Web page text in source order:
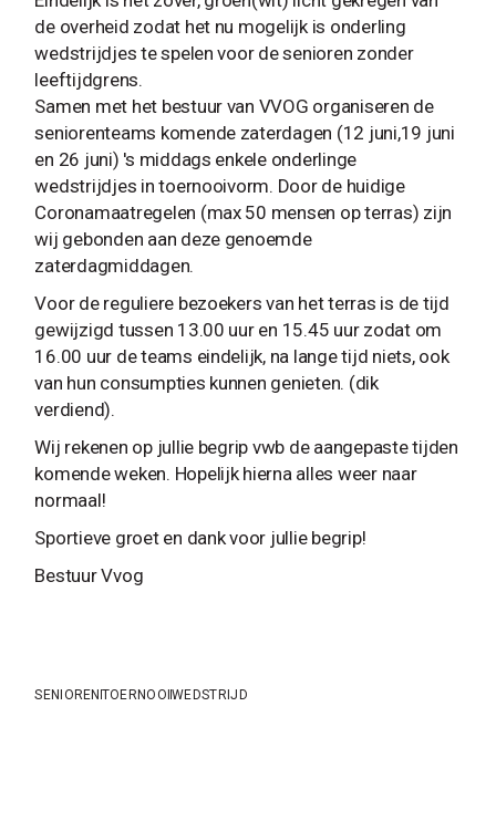
de overheid zodat het nu mogelijk is onderling
wedstrijdjes te spelen voor de senioren zonder
leeftijdgrens.
Samen met het bestuur van VVOG organiseren de
seniorenteams komende zaterdagen (12 juni,19 juni
en 26 juni) 's middags enkele onderlinge
wedstrijdjes in toernooivorm. Door de huidige
Coronamaatregelen (max 50 mensen op terras) zijn
wij gebonden aan deze genoemde
zaterdagmiddagen.
Voor de reguliere bezoekers van het terras is de tijd
gewijzigd tussen 13.00 uur en 15.45 uur zodat om
16.00 uur de teams eindelijk, na lange tijd niets, ook
van hun consumpties kunnen genieten. (dik
verdiend).
Wij rekenen op jullie begrip vwb de aangepaste tijden
komende weken. Hopelijk hierna alles weer naar
normaal!
Sportieve groet en dank voor jullie begrip!
Bestuur Vvog
SENIORENTOERNOOIWEDSTRIJD